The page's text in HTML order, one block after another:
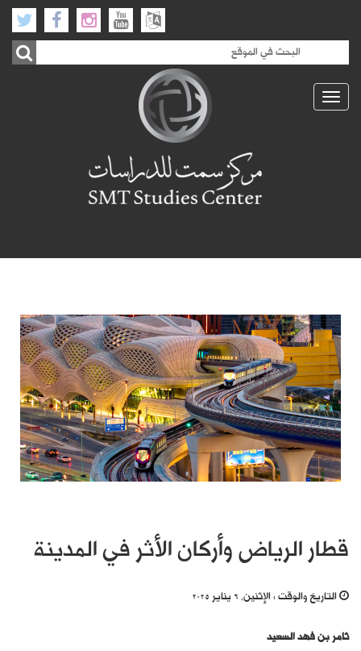
Toggle
navigation
قطار الرياض وأركان الأثر في المدينة
التاريخ والوقت :الإثنين, 6 يناير 2025
ثامر بن فهد السعيد